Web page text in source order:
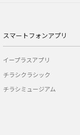
スマートフォンアプリ
イープラスアプリ
チラシクラシック
チラシミュージアム